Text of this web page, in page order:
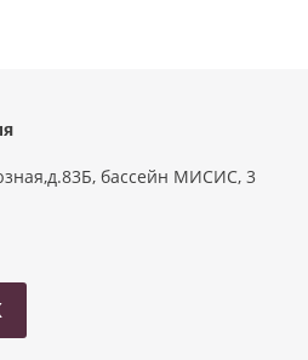
бассейн МИСИС, 3